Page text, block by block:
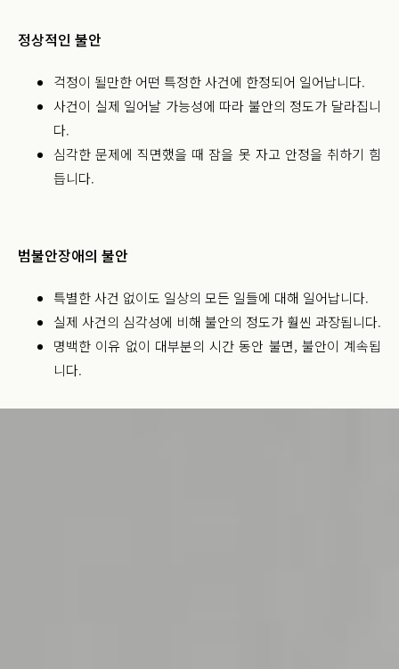
정상적인 불안
걱정이 될만한 어떤 특정한 사건에 한정되어 일어납니다.
사건이 실제 일어날 가능성에 따라 불안의 정도가 달라집니
다.
심각한 문제에 직면했을 때 잠을 못 자고 안정을 취하기 힘
듭니다.
범불안장애의 불안
특별한 사건 없이도 일상의 모든 일들에 대해 일어납니다.
실제 사건의 심각성에 비해 불안의 정도가 훨씬 과장됩니다.
명백한 이유 없이 대부분의 시간 동안 불면, 불안이 계속됩
니다.